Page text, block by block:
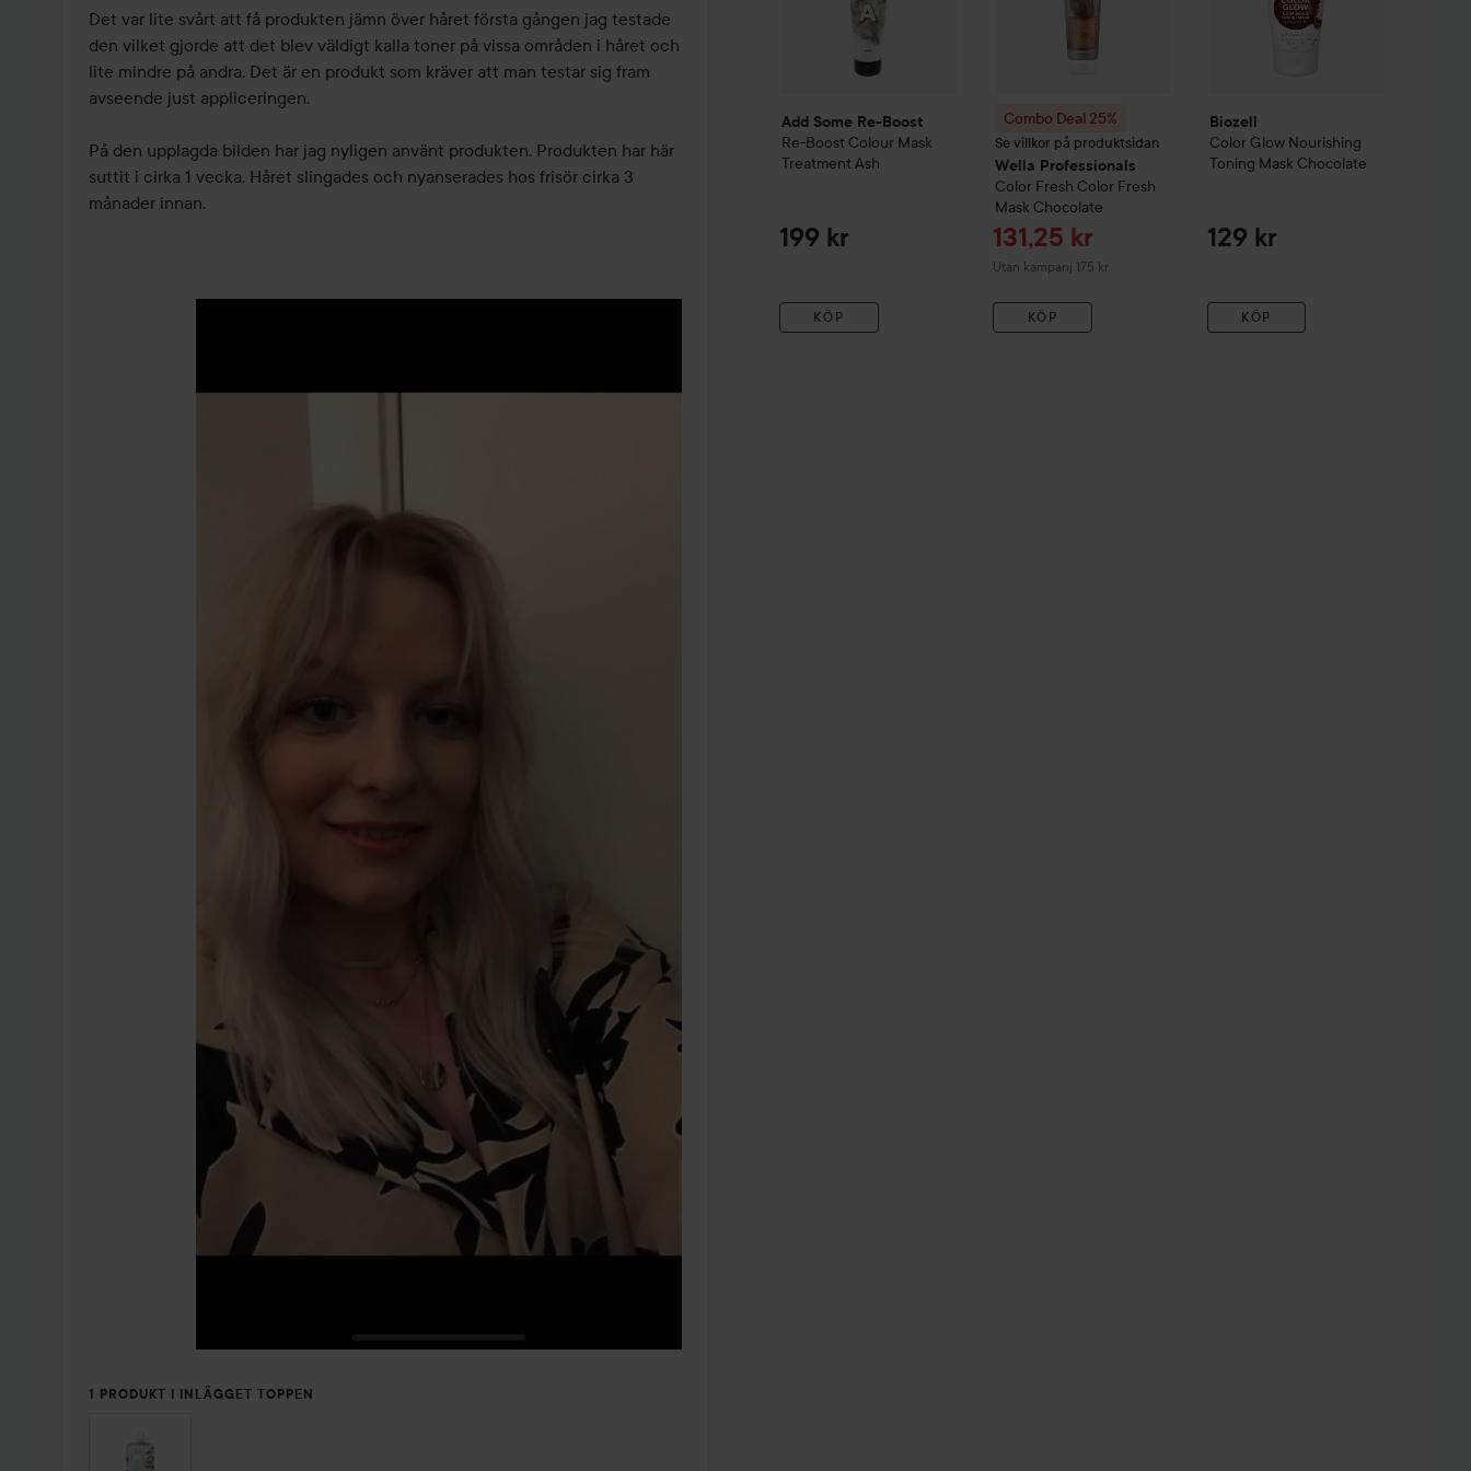
Det var lite svårt att få produkten jämn över håret första gången jag testade
den vilket gjorde att det blev väldigt kalla toner på vissa områden i håret och
lite mindre på andra. Det är en produkt som kräver att man testar sig fram
avseende just appliceringen.
På den upplagda bilden har jag nyligen använt produkten. Produkten har här
suttit i cirka 1 vecka. Håret slingades och nyanserades hos frisör cirka 3
månader innan.
1 PRODUKT I INLÄGGET TOPPEN
Add Some Re-Boost
Re-Boost Colour Mask
Treatment Ash
199 kr
KÖP
Combo Deal 25%
Se villkor på produktsidan
Wella Professionals
Color Fresh Color Fresh
Mask Chocolate
Reapris
131,25 kr
Utan kampanj 175 kr
KÖP
Biozell
Color Glow Nourishing
Toning Mask Chocolate
129 kr
KÖP